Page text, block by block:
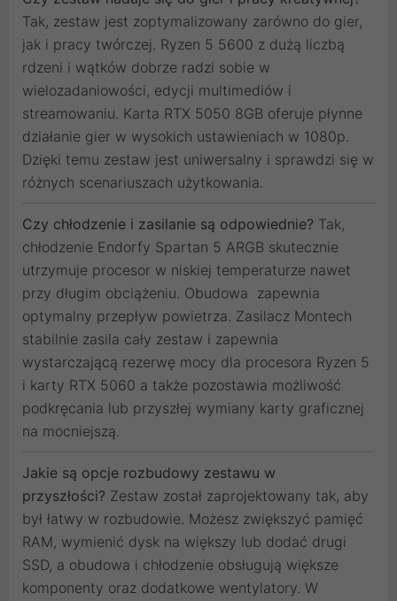
Tak, zestaw jest zoptymalizowany zarówno do gier,
jak i pracy twórczej. Ryzen 5 5600 z dużą liczbą
rdzeni i wątków dobrze radzi sobie w
wielozadaniowości, edycji multimediów i
streamowaniu. Karta RTX 5050 8GB oferuje płynne
działanie gier w wysokich ustawieniach w 1080p.
Dzięki temu zestaw jest uniwersalny i sprawdzi się w
różnych scenariuszach użytkowania.
Czy chłodzenie i zasilanie są odpowiednie? Tak,
chłodzenie Endorfy Spartan 5 ARGB skutecznie
utrzymuje procesor w niskiej temperaturze nawet
przy długim obciążeniu. Obudowa zapewnia
optymalny przepływ powietrza. Zasilacz Montech
stabilnie zasila cały zestaw i zapewnia
wystarczającą rezerwę mocy dla procesora Ryzen 5
i karty RTX 5060 a także pozostawia możliwość
podkręcania lub przyszłej wymiany karty graficznej
na mocniejszą.
Jakie są opcje rozbudowy zestawu w
przyszłości? Zestaw został zaprojektowany tak, aby
był łatwy w rozbudowie. Możesz zwiększyć pamięć
RAM, wymienić dysk na większy lub dodać drugi
SSD, a obudowa i chłodzenie obsługują większe
komponenty oraz dodatkowe wentylatory. W